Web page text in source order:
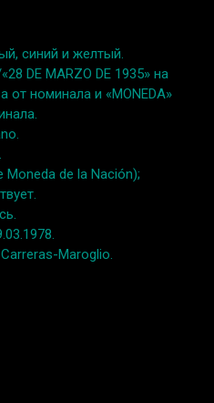
синий и желтый.
DE MARZO DE 1935» на
от номинала и «MONEDA»
Moneda de la Nación);
Maroglio.